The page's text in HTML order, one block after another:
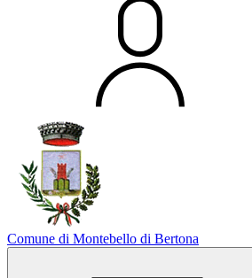
Comune di Montebello di Bertona